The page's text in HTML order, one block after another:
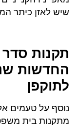
שיש לאזן כיתר
תקנות סדר
לתוקפן
נוסף על טעמים
מתקנות בית